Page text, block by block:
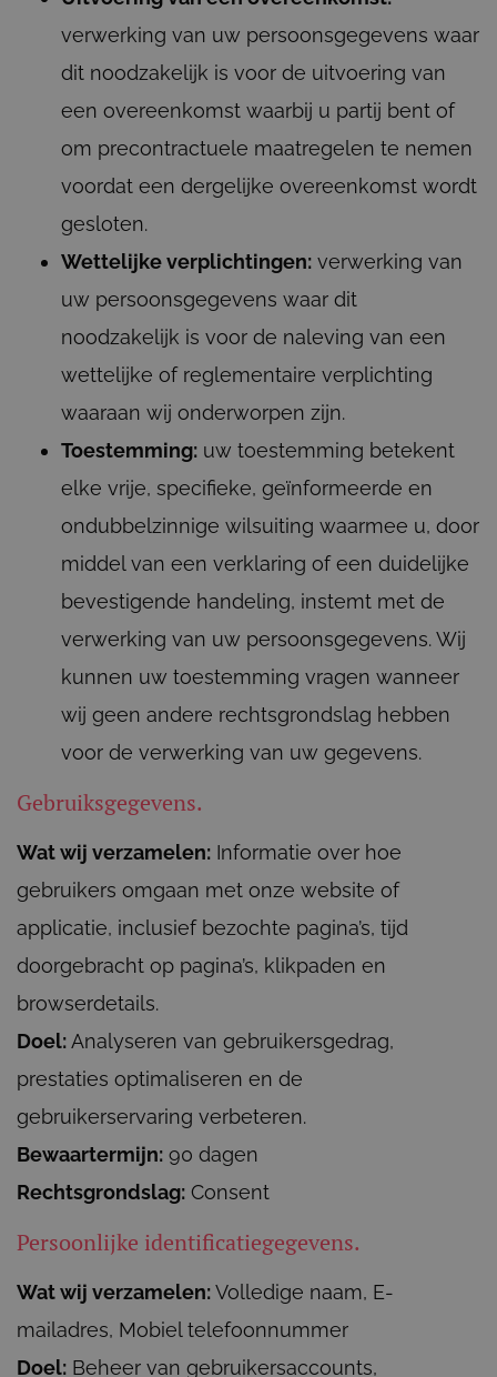
verwerking van uw persoonsgegevens waar
dit noodzakelijk is voor de uitvoering van
een overeenkomst waarbij u partij bent of
om precontractuele maatregelen te nemen
voordat een dergelijke overeenkomst wordt
gesloten.
Wettelijke verplichtingen: verwerking van
uw persoonsgegevens waar dit
noodzakelijk is voor de naleving van een
wettelijke of reglementaire verplichting
waaraan wij onderworpen zijn.
Toestemming: uw toestemming betekent
elke vrije, specifieke, geïnformeerde en
ondubbelzinnige wilsuiting waarmee u, door
middel van een verklaring of een duidelijke
bevestigende handeling, instemt met de
verwerking van uw persoonsgegevens. Wij
kunnen uw toestemming vragen wanneer
wij geen andere rechtsgrondslag hebben
voor de verwerking van uw gegevens.
Gebruiksgegevens.
Wat wij verzamelen: Informatie over hoe
gebruikers omgaan met onze website of
applicatie, inclusief bezochte pagina’s, tijd
doorgebracht op pagina’s, klikpaden en
browserdetails.
Doel: Analyseren van gebruikersgedrag,
prestaties optimaliseren en de
gebruikerservaring verbeteren.
Bewaartermijn: 90 dagen
Rechtsgrondslag: Consent
Persoonlijke identificatiegegevens.
Wat wij verzamelen:Volledige naam, E-
mailadres, Mobiel telefoonnummer
Doel: Beheer van gebruikersaccounts,